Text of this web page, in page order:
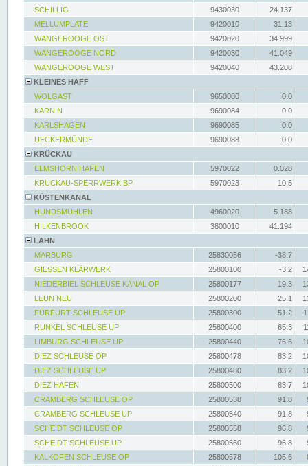
SCHILLIG
9430030
24.137
MELLUMPLATE
9420010
31.13
WANGEROOGE OST
9420020
34.999
WANGEROOGE NORD
9420030
41.049
WANGEROOGE WEST
9420040
43.208
KLEINES HAFF
WOLGAST
9650080
0.0
KARNIN
9690084
0.0
KARLSHAGEN
9690085
0.0
UECKERMÜNDE
9690088
0.0
KRÜCKAU
ELMSHORN HAFEN
5970022
0.028
KRÜCKAU-SPERRWERK BP
5970023
10.5
KÜSTENKANAL
HUNDSMÜHLEN
4960020
5.188
HILKENBROOK
3800010
41.194
LAHN
MARBURG
25830056
-38.7
GIESSEN KLÄRWERK
25800100 -3.2
NIEDERBIEL SCHLEUSE KANAL OP
25800177 19.3
LEUN NEU
25800200 25.1
FÜRFURT SCHLEUSE UP
25800300 51.2
RUNKEL SCHLEUSE UP
25800400 65.3
LIMBURG SCHLEUSE UP
25800440 76.6
DIEZ SCHLEUSE OP
25800478 83.2
DIEZ SCHLEUSE UP
25800480 83.2
DIEZ HAFEN
25800500 83.7
CRAMBERG SCHLEUSE OP
25800538 91.8
CRAMBERG SCHLEUSE UP
25800540 91.8
SCHEIDT SCHLEUSE OP
25800558 96.8
SCHEIDT SCHLEUSE UP
25800560 96.8
KALKOFEN SCHLEUSE OP
25800578 105.6